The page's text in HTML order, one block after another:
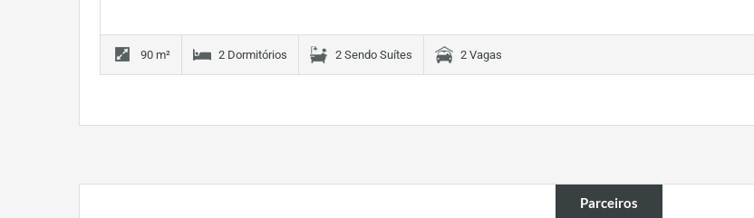
90 m² 2 Dormitórios 2 Sendo Suítes 2 Vagas
Parceiros